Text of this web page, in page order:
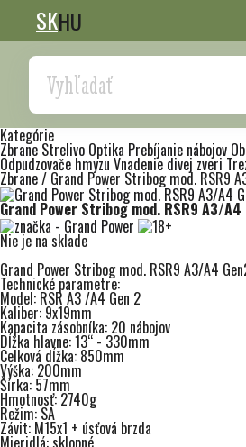
SKHU
Search
Kategórie
Zbrane Strelivo Optika Prebíjanie nábojov
Odpudzovače hmyzu Vnadenie divej zveri
Zbrane/ Grand Power Stribog mod. RSR9
Grand Power Stribog mod. RSR9 A3/
Nie je na sklade
Grand Power Stribog mod. RSR9 A3/A4
Technické parametre:
Model: RSR A3 /A4 Gen 2
Kaliber: 9x19mm
Kapacita zásobníka: 20 nábojov
Dĺžka hlavne: 13“ - 330mm
Celková dĺžka: 850mm
Výška: 200mm
Šírka: 57mm
Hmotnosť: 2740g
Režim: SA
Závit: M15x1 + úsťová brzda
Mieridlá: sklopné